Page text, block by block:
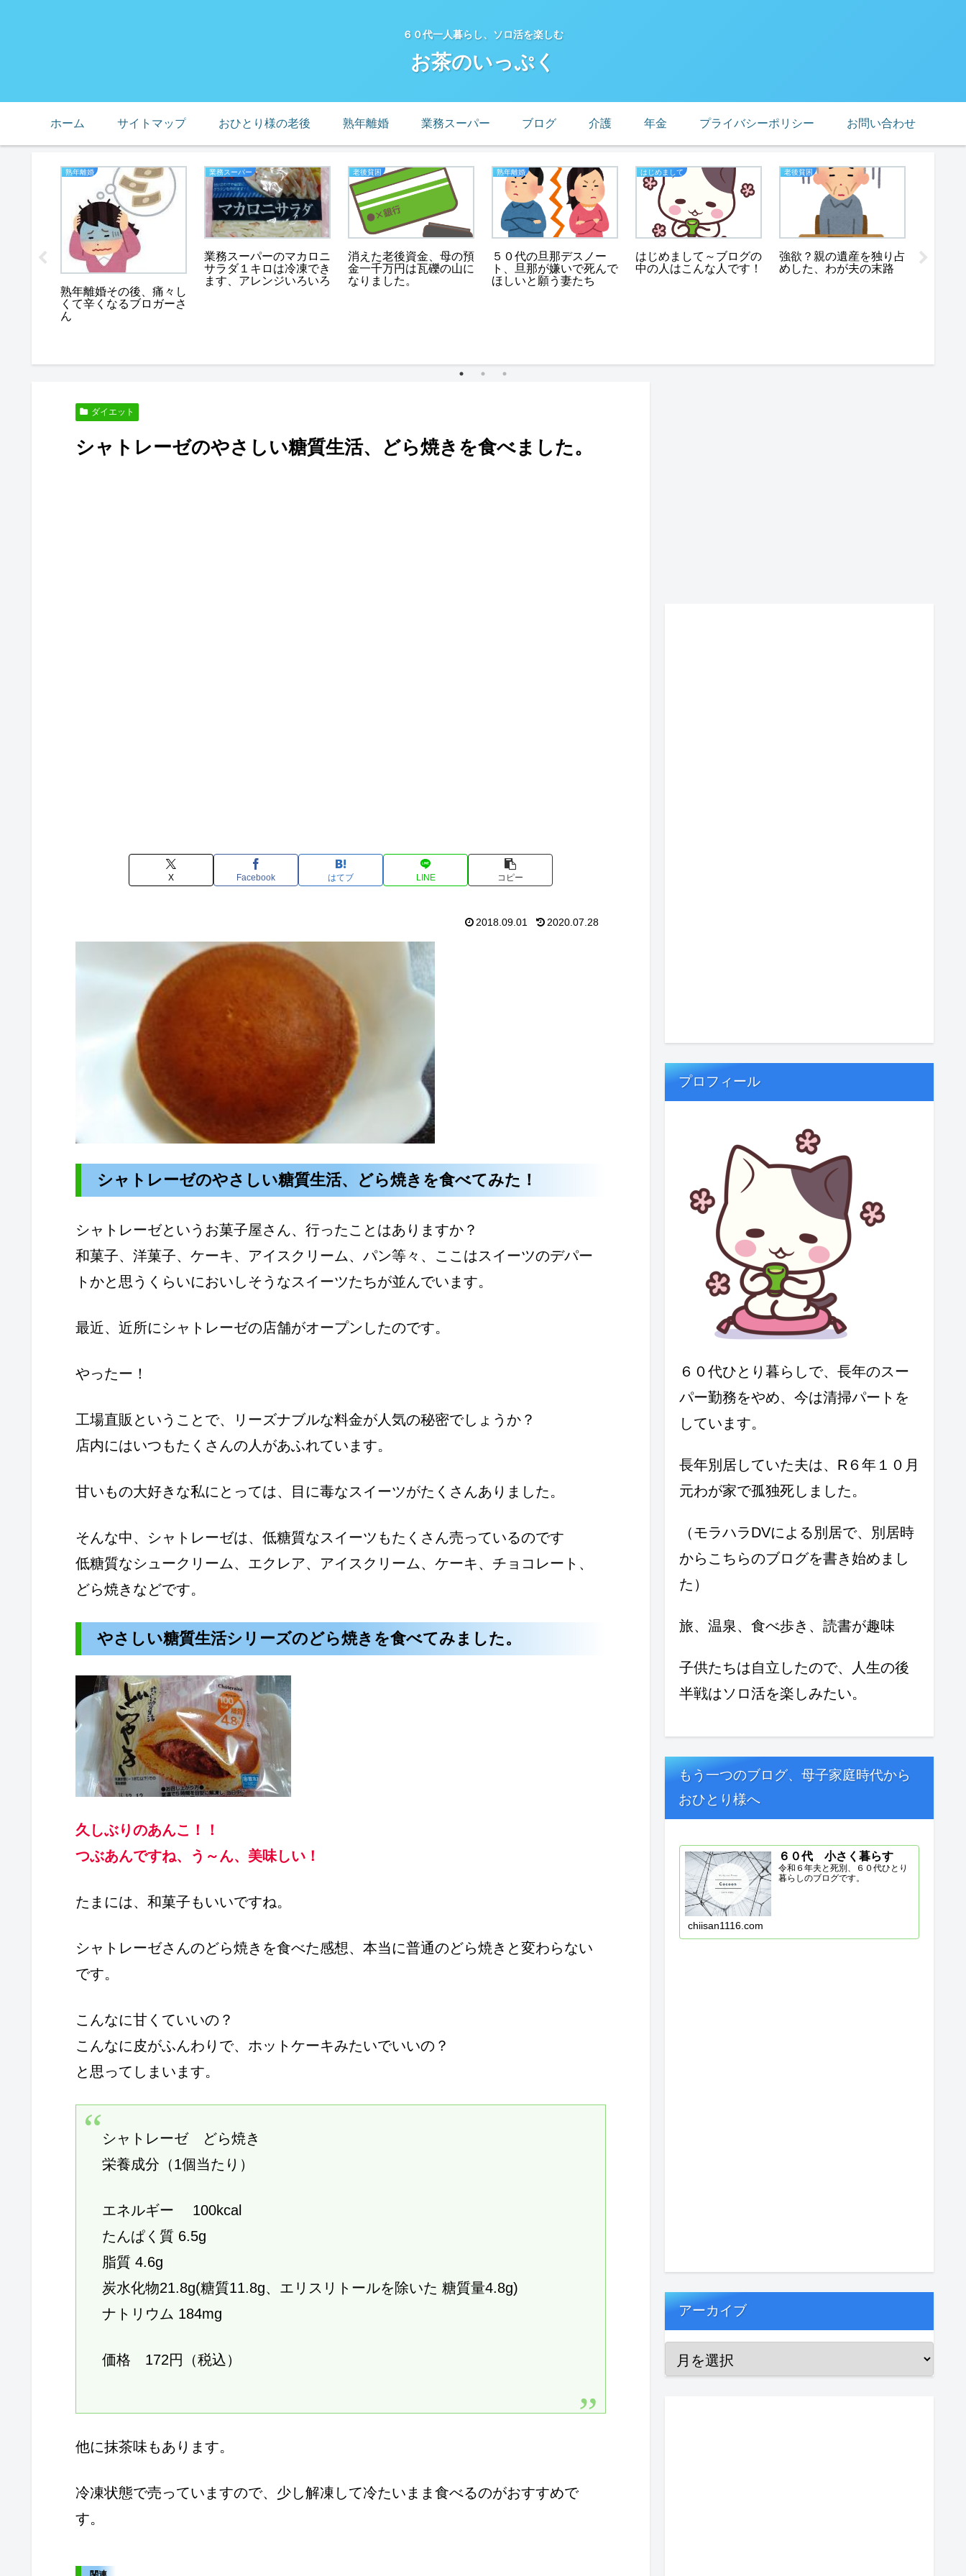
６０代一人暮らし、ソロ活を楽しむ
お茶のいっぷく
ホーム サイトマップ おひとり様の老後 熟年離婚 業務スーパー ブログ 介護 年金 プライバシーポリシー お問い合わせ
７年、
野佳代
熟年離婚
熟年離婚その後、痛々し
くて辛くなるブロガーさ
ん
業務スーパー
業務スーパーのマカロニ
サラダ１キロは冷凍でき
ます、アレンジいろいろ
老後貧困
消えた老後資金、母の預
金一千万円は瓦礫の山に
なりました。
熟年離婚
５０代の旦那デスノー
ト、旦那が嫌いで死んで
ほしいと願う妻たち
はじめまして
はじめまして～ブログの
中の人はこんな人です！
老後貧困
強欲？親の遺産を独り占
めした、わが夫の末路
業務ス
ダイエット
シャトレーゼのやさしい糖質生活、どら焼きを食べました。
X Facebook はてブ LINE コピー
2018.09.01 2020.07.28
シャトレーゼのやさしい糖質生活、どら焼きを食べてみた！
シャトレーゼというお菓子屋さん、行ったことはありますか？
和菓子、洋菓子、ケーキ、アイスクリーム、パン等々、ここはスイーツのデパー
トかと思うくらいにおいしそうなスイーツたちが並んでいます。
最近、近所にシャトレーゼの店舗がオープンしたのです。
やったー！
工場直販ということで、リーズナブルな料金が人気の秘密でしょうか？
店内にはいつもたくさんの人があふれています。
甘いもの大好きな私にとっては、目に毒なスイーツがたくさんありました。
そんな中、シャトレーゼは、低糖質なスイーツもたくさん売っているのです
低糖質なシュークリーム、エクレア、アイスクリーム、ケーキ、チョコレート、
どら焼きなどです。
やさしい糖質生活シリーズのどら焼きを食べてみました。
久しぶりのあんこ！！
つぶあんですね、う～ん、美味しい！
たまには、和菓子もいいですね。
シャトレーゼさんのどら焼きを食べた感想、本当に普通のどら焼きと変わらない
です。
こんなに甘くていいの？
こんなに皮がふんわりで、ホットケーキみたいでいいの？
と思ってしまいます。
シャトレーゼ どら焼き
栄養成分（1個当たり）
エネルギー 100kcal
たんぱく質 6.5g
脂質 4.6g
炭水化物21.8g(糖質11.8g、エリスリトールを除いた 糖質量4.8g)
ナトリウム 184mg
価格 172円（税込）
他に抹茶味もあります。
冷凍状態で売っていますので、少し解凍して冷たいまま食べるのがおすすめで
す。
プロフィール
６０代ひとり暮らしで、長年のスー
パー勤務をやめ、今は清掃パートを
しています。
長年別居していた夫は、R６年１０月
元わが家で孤独死しました。
（モラハラDVによる別居で、別居時
からこちらのブログを書き始めまし
た）
旅、温泉、食べ歩き、読書が趣味
子供たちは自立したので、人生の後
半戦はソロ活を楽しみたい。
もう一つのブログ、母子家庭時代から
おひとり様へ
６０代 小さく暮らす
令和６年夫と死別、６０代ひとり
暮らしのブログです。
chiisan1116.com
アーカイブ